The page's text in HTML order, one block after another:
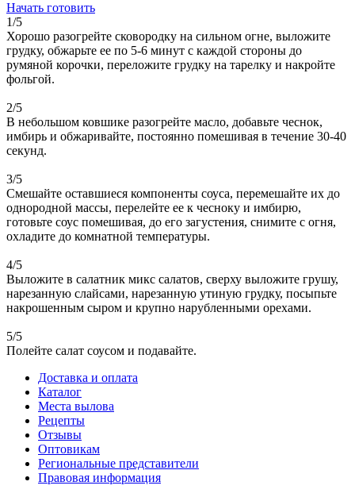
Начать готовить
1/5
Хорошо разогрейте сковородку на сильном огне, выложите
грудку, обжарьте ее по 5-6 минут с каждой стороны до
румяной корочки, переложите грудку на тарелку и накройте
фольгой.
2/5
В небольшом ковшике разогрейте масло, добавьте чеснок,
имбирь и обжаривайте, постоянно помешивая в течение 30-40
секунд.
3/5
Смешайте оставшиеся компоненты соуса, перемешайте их до
однородной массы, перелейте ее к чесноку и имбирю,
готовьте соус помешивая, до его загустения, снимите с огня,
охладите до комнатной температуры.
4/5
Выложите в салатник микс салатов, сверху выложите грушу,
нарезанную слайсами, нарезанную утиную грудку, посыпьте
накрошенным сыром и крупно нарубленными орехами.
5/5
Полейте салат соусом и подавайте.
Доставка и оплата
Каталог
Места вылова
Рецепты
Отзывы
Оптовикам
Региональные представители
Правовая информация